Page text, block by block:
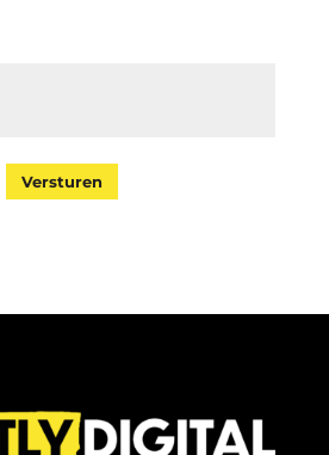
Versturen